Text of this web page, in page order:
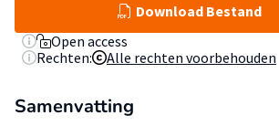
Download Bestand
Open access
Rechten:
Alle rechten voorbehouden
Samenvatting